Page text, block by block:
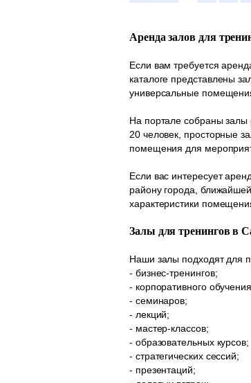
Аренда залов для
Если вам требуется
каталоге представлены
универсальные
На портале собраны залы
20 человек, просторные
помещения для
Если вас интересует
району города,
характеристики
Залы для тренингов в
Наши залы подходят для
- бизнес-тренингов;
- корпоративного
- семинаров;
- лекций;
- мастер-классов;
- образовательных курсов;
- стратегических сессий;
- презентаций;